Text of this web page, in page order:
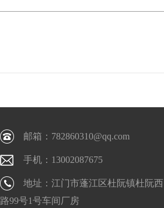
邮箱： 782860310@qq.com
手机： 13002087675
地址： 江门市蓬江区杜阮镇杜阮西
路99号1号车间厂房